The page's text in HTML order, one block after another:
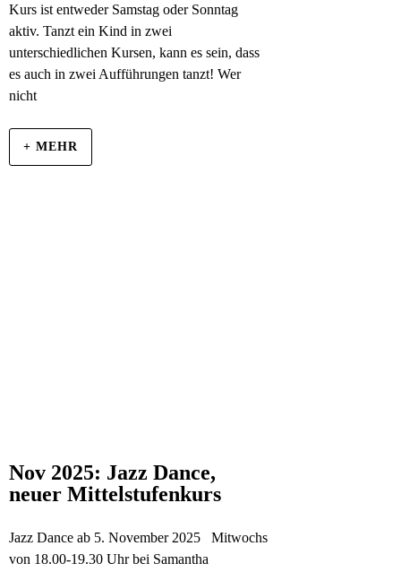
Kurs ist entweder Samstag oder Sonntag
aktiv. Tanzt ein Kind in zwei
unterschiedlichen Kursen, kann es sein, dass
es auch in zwei Aufführungen tanzt! Wer
nicht
+ MEHR
Nov 2025: Jazz Dance,
neuer Mittelstufenkurs
Jazz Dance ab 5. November 2025 Mitwochs
von 18.00-19.30 Uhr bei Samantha